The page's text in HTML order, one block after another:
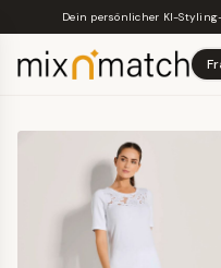
Skip to main content
Dein persönlicher KI-